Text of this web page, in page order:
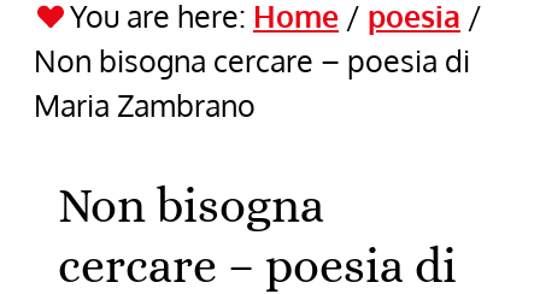
You are here: Home / poesia /
Non bisogna cercare – poesia di
Maria Zambrano
Non bisogna
cercare – poesia di